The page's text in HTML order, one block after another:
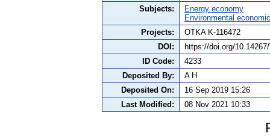
Subjects:
Energy economy
Environmental
Projects:
OTKA K-116472
DOI:
https://doi.org/
ID Code:
4233
Deposited By:
A H
Deposited On:
16 Sep 2019 15:26
Last Modified:
08 Nov 2021 10:33